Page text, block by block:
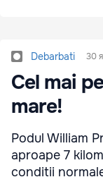
Debarbati 30
Cel mai
mare!
Podul William
aproape 7
conditii